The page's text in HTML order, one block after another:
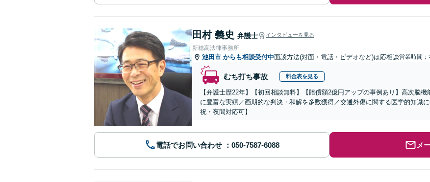
田村 義史 弁護士 インタビューを見る
新穂高法律事務所
池田市 からも相談受付中面談方法(対面・電話・ビデオなど)は応相談営業時間：
むち打ち事故 料金表を見る
【弁護士歴22年】【初回相談無料】【賠償額2億円アップの事例あり】高次脳
に豊富な実績／画期的な判決・和解を多数獲得／交通外傷に関する医学的知識
祝・夜間対応可】
電話でお問い合わせ メ